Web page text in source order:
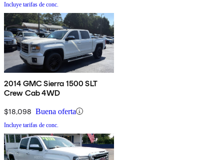
Incluye tarifas de conc.
2014 GMC Sierra 1500 SLT
Crew Cab 4WD
$18,098 Buena oferta
Incluye tarifas de conc.